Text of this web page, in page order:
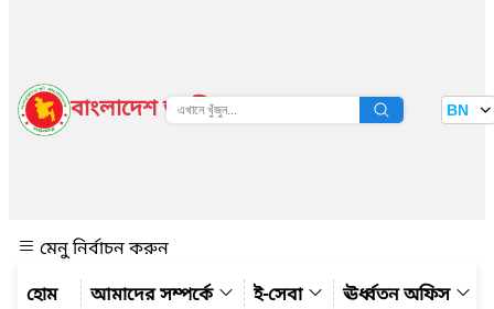
বাংলাদেশ জাতীয় তথ্য বাতায়ন BN
মেনু নির্বাচন করুন
আমাদের সম্পর্কে
ই-সেবা ঊর্ধ্বতন অফিস